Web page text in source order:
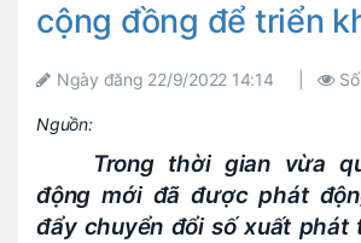
cộng đồng để triển
Ngày đăng 22/9/2022 14:14
Nguồn:
Trong thời gian vừa
động mới đã được phát
đẩy chuyển đổi số xuất phát